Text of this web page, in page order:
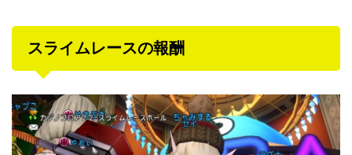
スライムレースの報酬